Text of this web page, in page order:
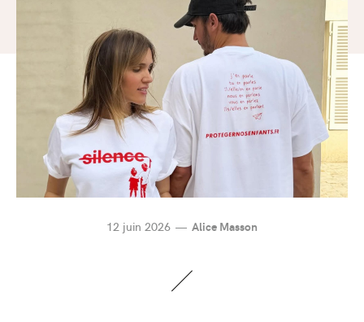
12 juin 2026 Alice Masson